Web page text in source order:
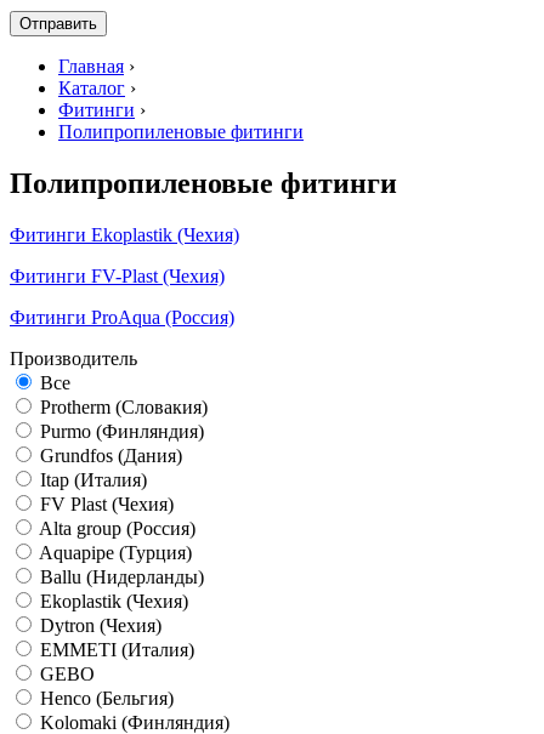
Главная ›
Каталог ›
Фитинги ›
Полипропиленовые фитинги
Полипропиленовые фитинги
Фитинги Ekoplastik (Чехия)
Фитинги FV-Plast (Чехия)
Фитинги ProAqua (Россия)
Производитель
Все
Protherm (Словакия)
Purmo (Финляндия)
Grundfos (Дания)
Itap (Италия)
FV Plast (Чехия)
Alta group (Россия)
Aquapipe (Турция)
Ballu (Нидерланды)
Ekoplastik (Чехия)
Dytron (Чехия)
EMMETI (Италия)
GEBO
Henco (Бельгия)
Kolomaki (Финляндия)